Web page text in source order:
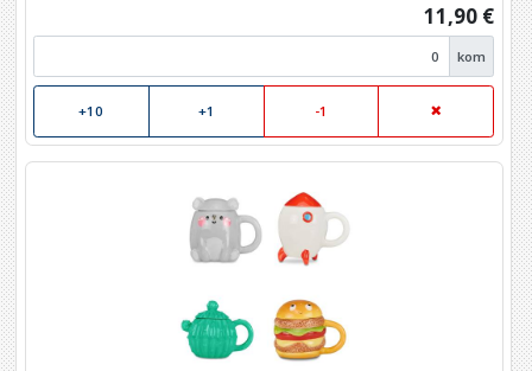
11,90 €
kom
+10 +1 -1